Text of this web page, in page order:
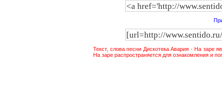
Текст, слова песни Дискотека Авария - На заре
На заре распространяется для ознакомления и